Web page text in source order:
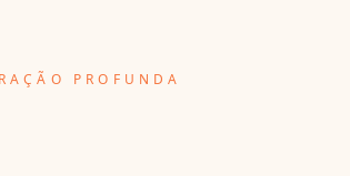
PROFUNDA